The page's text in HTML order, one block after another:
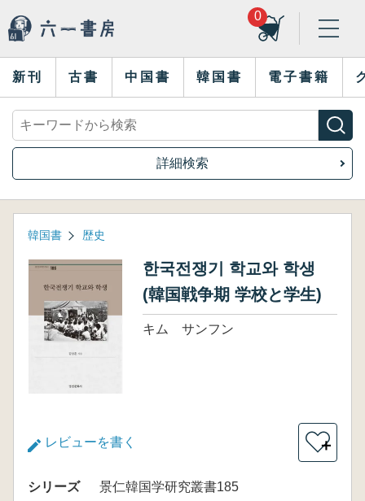
0
新刊 古書 中国書 韓国書 電子書籍
詳細検索
韓国書 歴史
한국전쟁기 학교와 학생
(韓国戦争期 学校と学生)
キム サンフン
レビューを書く ＋
シリーズ
景仁韓国学研究叢書185